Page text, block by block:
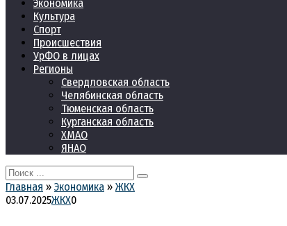
Экономика
Культура
Спорт
Происшествия
УрФО в лицах
Регионы
Свердловская область
Челябинская область
Тюменская область
Курганская область
ХМАО
ЯНАО
Search
for:
Главная » Экономика » ЖКХ
03.07.2025ЖКХ0